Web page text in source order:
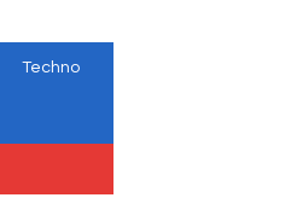
Techno